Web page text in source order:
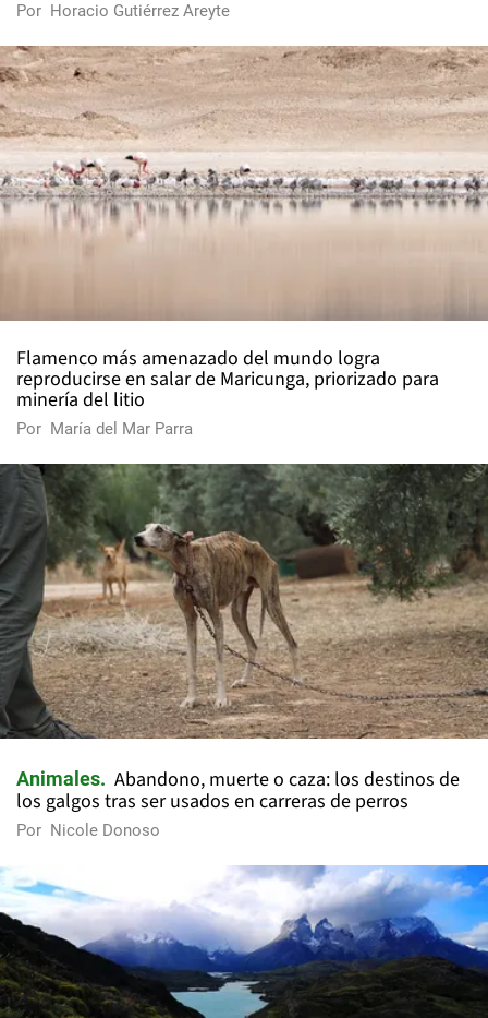
Por Horacio Gutiérrez Areyte
Flamenco más amenazado del mundo logra
reproducirse en salar de Maricunga, priorizado para
minería del litio
Por María del Mar Parra
Animales
Abandono, muerte o caza: los destinos de
los galgos tras ser usados en carreras de perros
Por Nicole Donoso